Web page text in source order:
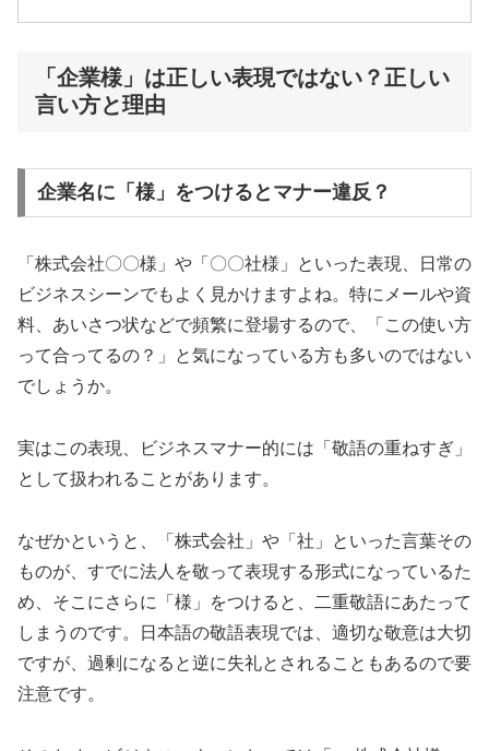
「企業様」は正しい表現ではない？正しい
言い方と理由
企業名に「様」をつけるとマナー違反？
「株式会社〇〇様」や「〇〇社様」といった表現、日常の
ビジネスシーンでもよく見かけますよね。特にメールや資
料、あいさつ状などで頻繁に登場するので、「この使い方
って合ってるの？」と気になっている方も多いのではない
でしょうか。
実はこの表現、ビジネスマナー的には「敬語の重ねすぎ」
として扱われることがあります。
なぜかというと、「株式会社」や「社」といった言葉その
ものが、すでに法人を敬って表現する形式になっているた
め、そこにさらに「様」をつけると、二重敬語にあたって
しまうのです。日本語の敬語表現では、適切な敬意は大切
ですが、過剰になると逆に失礼とされることもあるので要
注意です。